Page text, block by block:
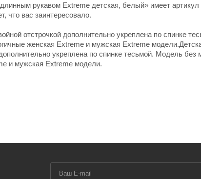
рукавом Extreme детская, белый» имеет артикул
что вас заинтересовало.
отстрочкой дополнительно укреплена по спинке
женская Extreme и мужская Extreme
укреплена по спинке тесьмой. Модель без
и мужская Extreme модели.